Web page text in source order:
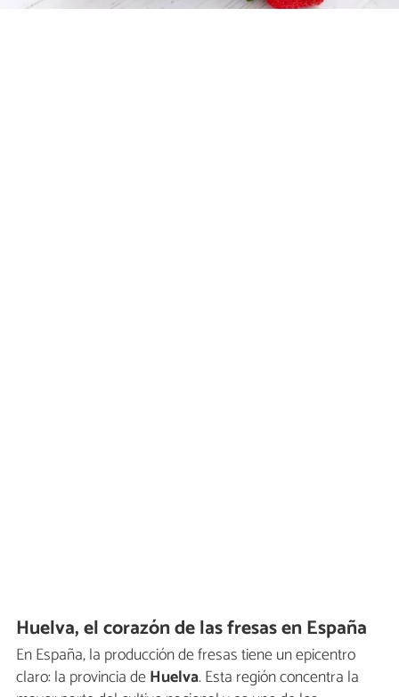
Huelva, el corazón de las fresas en España
En España, la producción de fresas tiene un epicentro
claro: la provincia deHuelva. Esta región concentra la